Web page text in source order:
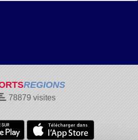
REGIONS
78879 visites